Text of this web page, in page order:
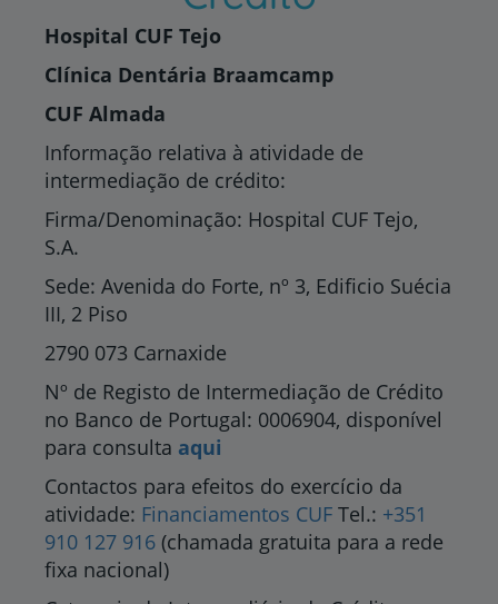
Hospital CUF Tejo
Clínica Dentária Braamcamp
CUF Almada
Informação relativa à atividade de
intermediação de crédito:
Firma/Denominação: Hospital CUF Tejo,
S.A.
Sede: Avenida do Forte, nº 3, Edificio Suécia
III, 2 Piso
2790 073 Carnaxide
Nº de Registo de Intermediação de Crédito
no Banco de Portugal: 0006904, disponível
para consulta aqui
Contactos para efeitos do exercício da
atividade: Financiamentos CUF Tel.: +351
910 127 916 (chamada gratuita para a rede
fixa nacional)